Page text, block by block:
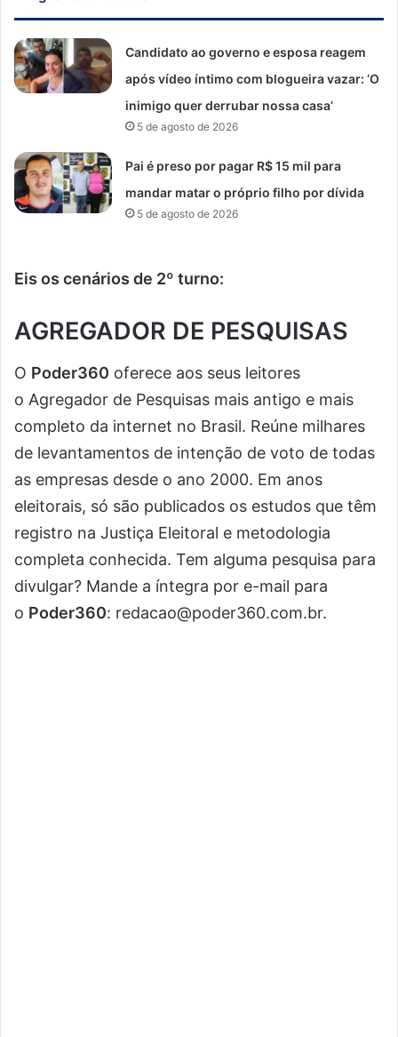
Candidato ao governo e esposa reagem
após vídeo íntimo com blogueira vazar: ‘O
inimigo quer derrubar nossa casa’
5 de agosto de 2026
Pai é preso por pagar R$ 15 mil para
mandar matar o próprio filho por dívida
5 de agosto de 2026
Eis os cenários de 2º turno:
AGREGADOR DE PESQUISAS
O Poder360 oferece aos seus leitores
o Agregador de Pesquisas mais antigo e mais
completo da internet no Brasil. Reúne milhares
de levantamentos de intenção de voto de todas
as empresas desde o ano 2000. Em anos
eleitorais, só são publicados os estudos que têm
registro na Justiça Eleitoral e metodologia
completa conhecida. Tem alguma pesquisa para
divulgar? Mande a íntegra por e-mail para
o Poder360: redacao@poder360.com.br.